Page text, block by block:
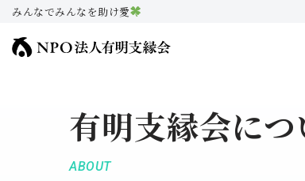
コ
みんなでみんなを助け愛
有明支縁会につ
ABOUT